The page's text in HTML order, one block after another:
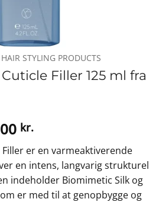
HAIR STYLING PRODUCTS
Filler 125 ml fra
kr..
kr.Den
aktuelle
pris
er:
165,00 kr..
er en varmeaktiverende
en intens, langvarig strukturel
indeholder Biomimetic Silk og
er med til at genopbygge og